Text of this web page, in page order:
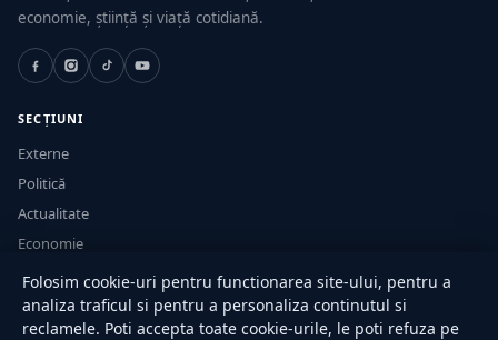
economie, știință și viață cotidiană.
SECȚIUNI
Externe
Politică
Actualitate
Economie
Sănătate
Utile
Folosim cookie-uri pentru functionarea site-ului, pentru a
analiza traficul si pentru a personaliza continutul si
reclamele. Poti accepta toate cookie-urile, le poti refuza pe